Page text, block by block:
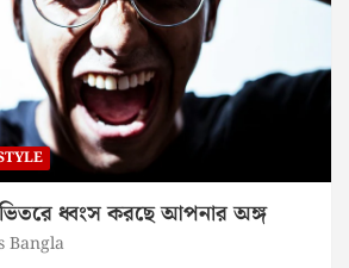
ভিতরে ধ্বংস করছে আপনার অঙ্গ
Bangla